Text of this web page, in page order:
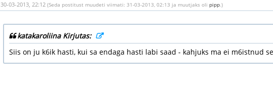
30-03-2013, 22:12 (Seda postitust muudeti viimati: 31-03-2013, 02:13 ja muutjaks oli pipp.)
katakaroliina Kirjutas:
Siis on ju k6ik hasti, kui sa endaga hasti labi saad - kahjuks ma ei m6istnud